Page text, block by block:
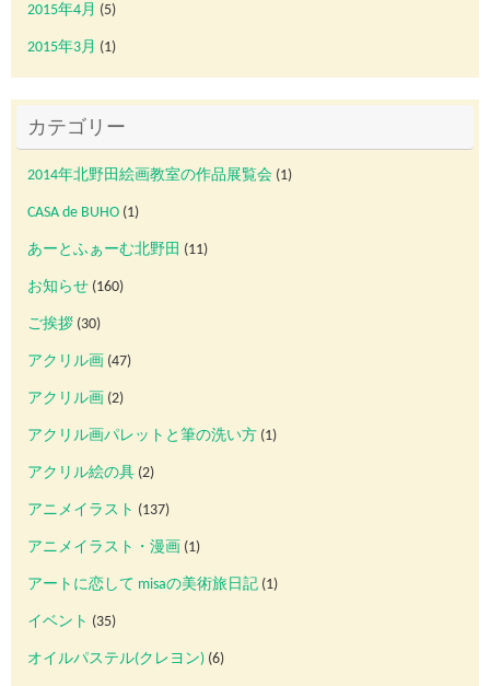
2015年4月 (5)
2015年3月 (1)
カテゴリー
2014年北野田絵画教室の作品展覧会 (1)
CASA de BUHO (1)
あーとふぁーむ北野田 (11)
お知らせ (160)
ご挨拶 (30)
アクリル画 (47)
アクリル画 (2)
アクリル画パレットと筆の洗い方 (1)
アクリル絵の具 (2)
アニメイラスト (137)
アニメイラスト・漫画 (1)
アートに恋して misaの美術旅日記 (1)
イベント (35)
オイルパステル(クレヨン) (6)